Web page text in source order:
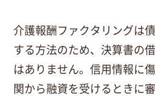
介護報酬ファクタリングは
する方法のため、決算書の
はありません。信用情報に
関から融資を受けるときに